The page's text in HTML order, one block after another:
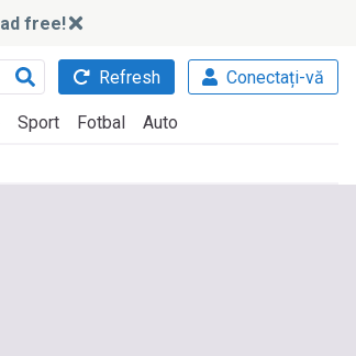
ad free!
Refresh Conectați-vă
Sport Fotbal Auto